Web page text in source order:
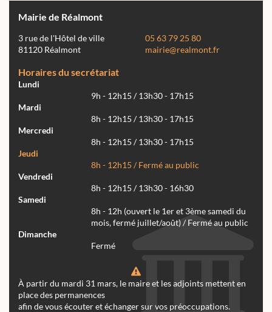
Mairie de Réalmont
3 rue de l'Hôtel de ville
81120 Réalmont
05 63 79 25 80
mairie@realmont.fr
Horaires du secrétariat
Lundi
9h - 12h15 / 13h30 - 17h15
Mardi
8h - 12h15 / 13h30 - 17h15
Mercredi
8h - 12h15 / 13h30 - 17h15
Jeudi
8h - 12h15 / Fermé au public
Vendredi
8h - 12h15 / 13h30 - 16h30
Samedi
8h - 12h (ouvert le 1er et 3ème samedi du
mois, fermé juillet/août) / Fermé au public
Dimanche
Fermé
À partir du mardi 31 mars, le maire et les adjoints mettent en
place des permanences
afin de vous écouter et échanger sur vos préoccupations.